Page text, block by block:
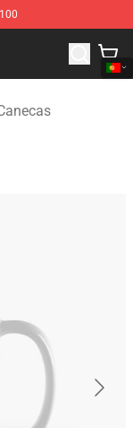
Store